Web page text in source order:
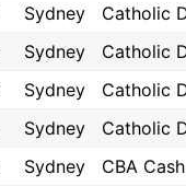
Sydney Catholic
Sydney Catholic
Sydney Catholic
Sydney Catholic
Sydney CBA